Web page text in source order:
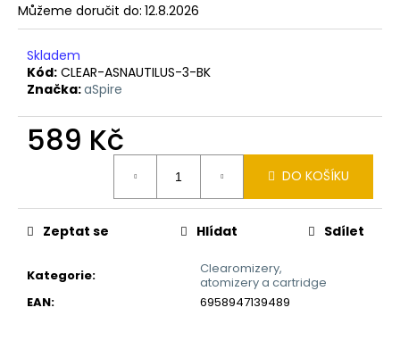
Můžeme doručit do: 12.8.2026
Skladem
Kód: CLEAR-ASNAUTILUS-3-BK
Značka:aSpire
589 Kč
DO KOŠÍKU
Kategorie:
Clearomizery,
atomizery a cartridge
EAN: 6958947139489
Zeptat se Hlídat Sdílet
u
č
u
e
m
STRAWBERRY
168
Kč